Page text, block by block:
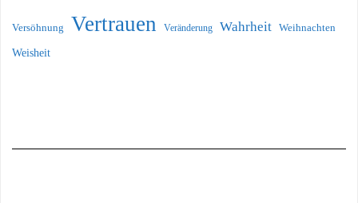
Versöhnung Vertrauen Veränderung Wahrheit Weihnachten
Weisheit